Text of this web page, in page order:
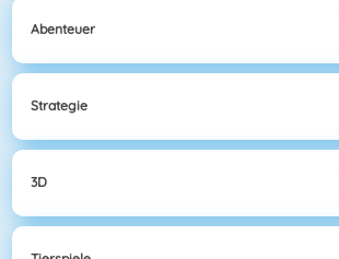
Abenteuer
Strategie
3D